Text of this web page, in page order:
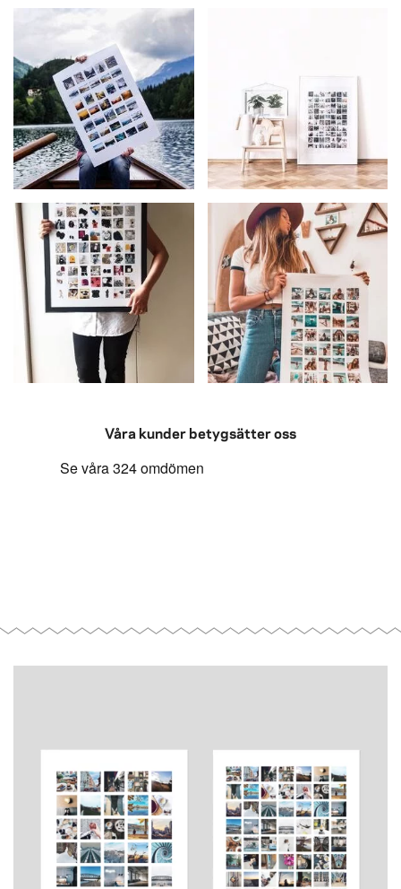
Våra kunder betygsätter oss